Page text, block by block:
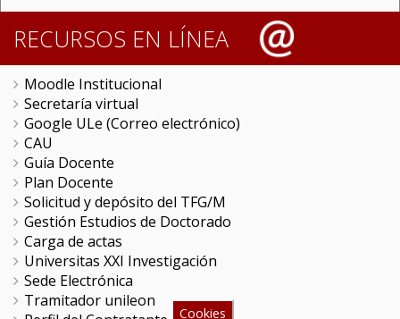
RECURSOS EN LÍNEA
Moodle Institucional
Secretaría virtual
Google ULe (Correo electrónico)
CAU
Guía Docente
Plan Docente
Solicitud y depósito del TFG/M
Gestión Estudios de Doctorado
Carga de actas
Universitas XXI Investigación
Sede Electrónica
Tramitador unileon
Cookies